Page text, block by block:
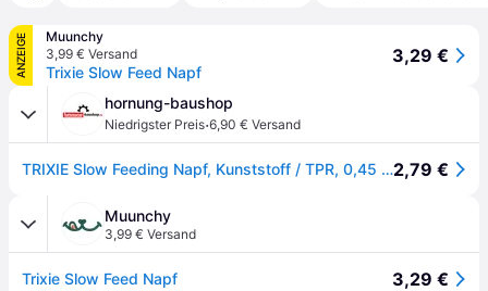
ANZEIGE
Muunchy
3,99 € Versand
Trixie Slow Feed Napf
3,29 €
hornung-baushop
Niedrigster Preis·6,90 € Versand
TRIXIE Slow Feeding Napf, Kunststoff / TPR, 0,45 l / Ø 20 cm2,79 €
Muunchy
3,99 € Versand
Trixie Slow Feed Napf 3,29 €